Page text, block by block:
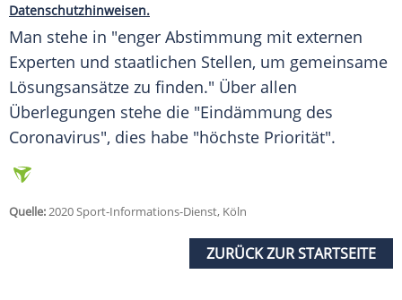
Datenschutzhinweisen.
Man stehe in "enger Abstimmung mit externen
Experten und staatlichen Stellen, um gemeinsame
Lösungsansätze zu finden." Über allen
Überlegungen stehe die "Eindämmung des
Coronavirus", dies habe "höchste Priorität".
Quelle:2020 Sport-Informations-Dienst, Köln
ZURÜCK ZUR STARTSEITE